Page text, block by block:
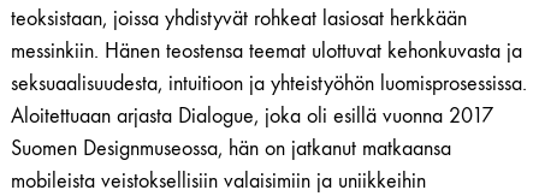
teoksistaan, joissa yhdistyvät rohkeat lasiosat herkkään
messinkiin. Hänen teostensa teemat ulottuvat kehonkuvasta ja
seksuaalisuudesta, intuitioon ja yhteistyöhön luomisprosessissa.
Aloitettuaan arjasta Dialogue, joka oli esillä vuonna 2017
Suomen Designmuseossa, hän on jatkanut matkaansa
mobileista veistoksellisiin valaisimiin ja uniikkeihin